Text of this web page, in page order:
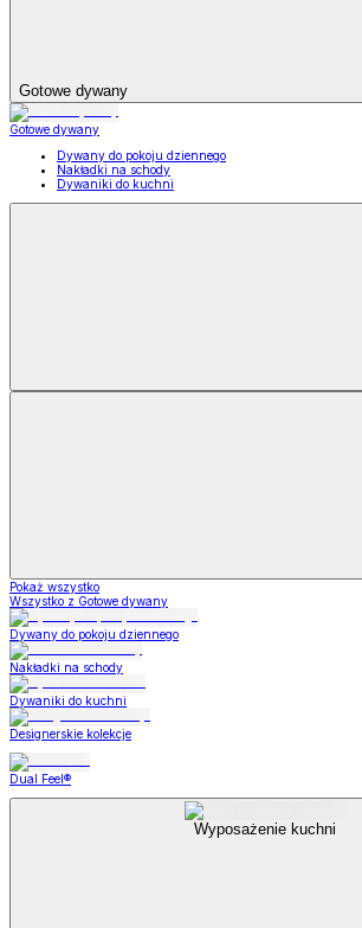
Gotowe dywany
Gotowe dywany
Dywany do pokoju dziennego
Nakładki na schody
Dywaniki do kuchni
Pokaż wszystko
Wszystko z Gotowe dywany
Dywany do pokoju dziennego
Nakładki na schody
Dywaniki do kuchni
Designerskie kolekcje
Dual Feel®
Wyposażenie kuchni